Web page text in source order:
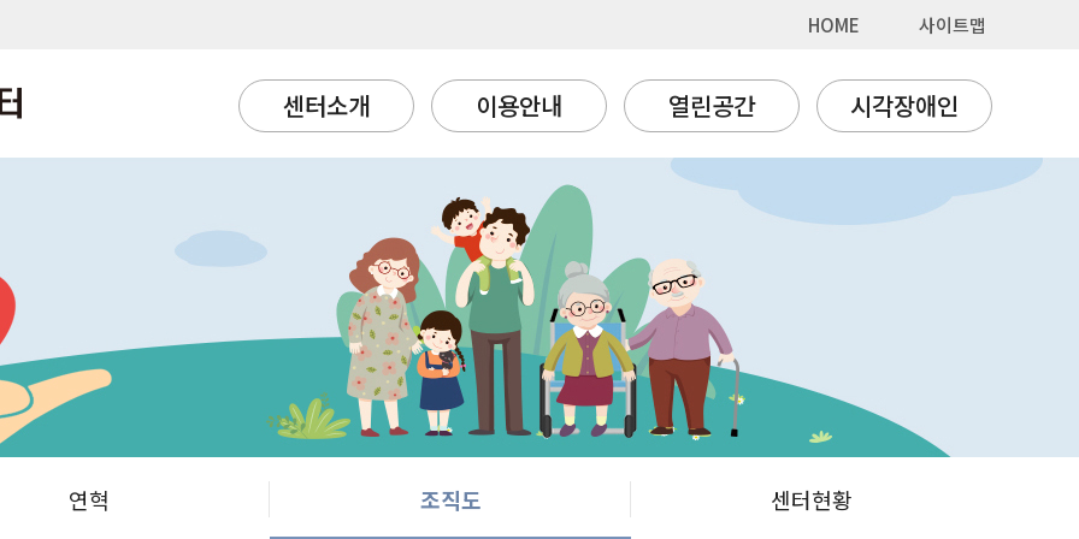
HOME 사이트맵
센터소개 이용안내 열린공간 시각장애인
연혁 조직도 센터현황